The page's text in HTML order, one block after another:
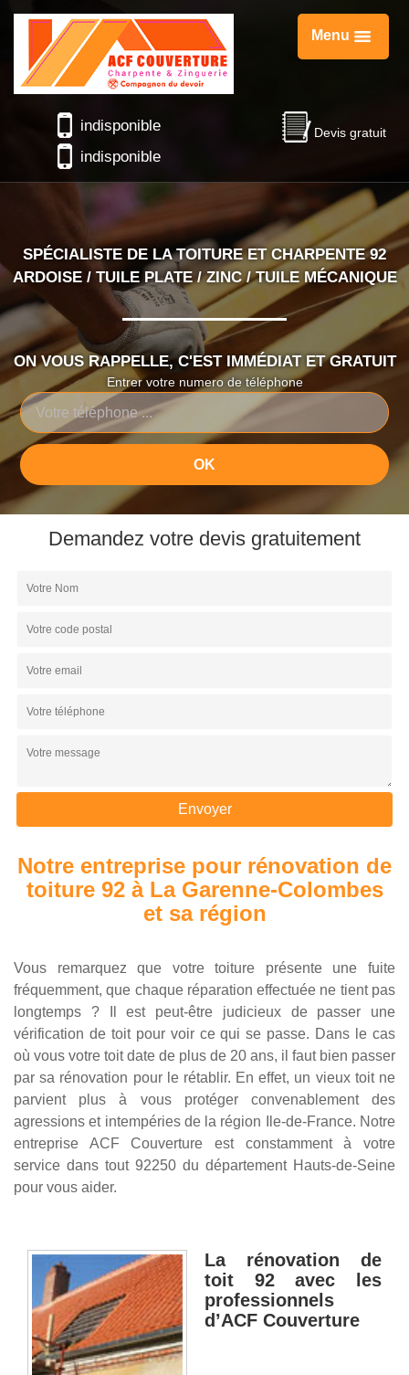
Menu
Devis gratuit
indisponible
indisponible
SPÉCIALISTE DE LA TOITURE ET CHARPENTE 92
ARDOISE / TUILE PLATE / ZINC / TUILE MÉCANIQUE
ON VOUS RAPPELLE, C'EST IMMÉDIAT ET GRATUIT
Entrer votre numero de téléphone
Demandez votre devis gratuitement
Notre entreprise pour rénovation de
toiture 92 à La Garenne-Colombes
et sa région
Vous remarquez que votre toiture présente une fuite
fréquemment, que chaque réparation effectuée ne tient pas
longtemps ? Il est peut-être judicieux de passer une
vérification de toit pour voir ce qui se passe. Dans le cas
où vous votre toit date de plus de 20 ans, il faut bien passer
par sa rénovation pour le rétablir. En effet, un vieux toit ne
parvient plus à vous protéger convenablement des
agressions et intempéries de la région Ile-de-France. Notre
entreprise ACF Couverture est constamment à votre
service dans tout 92250 du département Hauts-de-Seine
pour vous aider.
La rénovation de
toit 92 avec les
professionnels
d’ACF Couverture